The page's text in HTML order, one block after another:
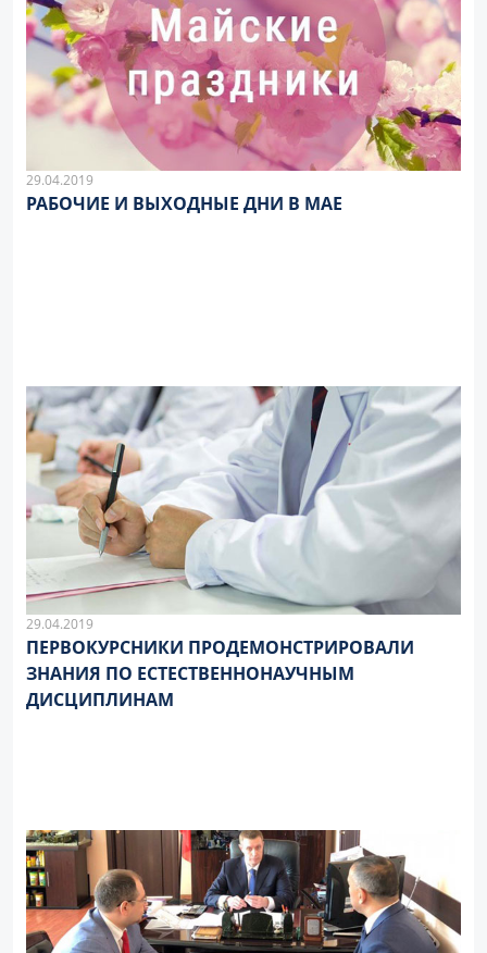
29.04.2019
РАБОЧИЕ И ВЫХОДНЫЕ ДНИ В МАЕ
29.04.2019
ПЕРВОКУРСНИКИ ПРОДЕМОНСТРИРОВАЛИ
ЗНАНИЯ ПО ЕСТЕСТВЕННОНАУЧНЫМ
ДИСЦИПЛИНАМ